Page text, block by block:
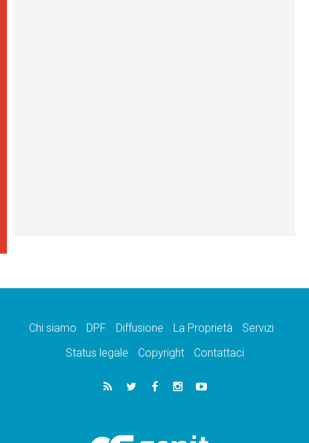
Chi siamo DPF Diffusione La Proprietà
Servizi
Status legale
Copyright Contattaci